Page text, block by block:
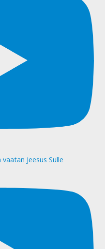
Jeesus Sulle